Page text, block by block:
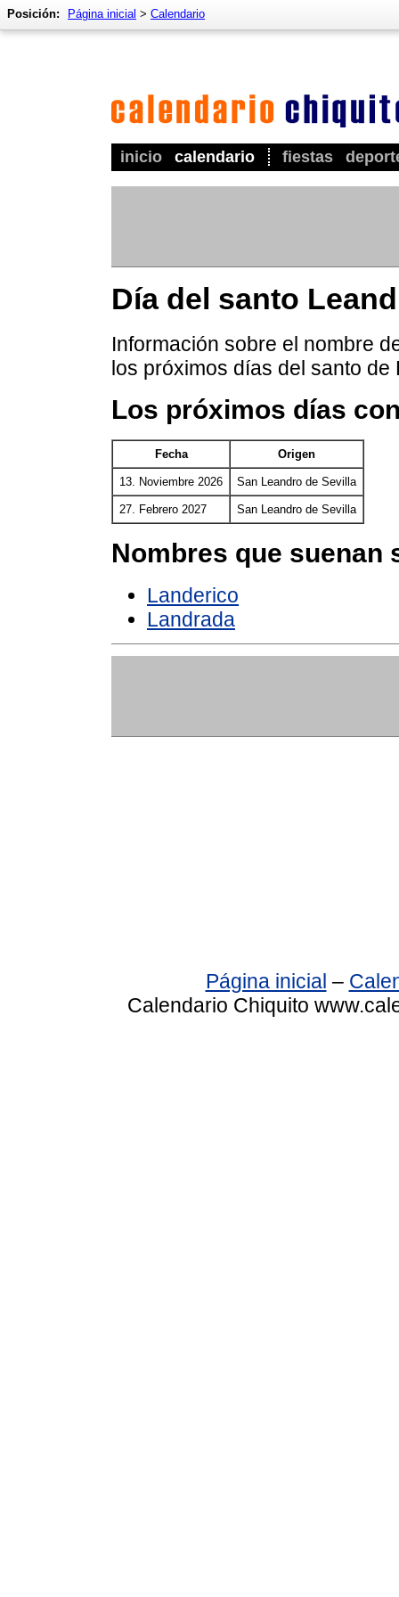
inicio calendario fiestas
Posición: Página inicial > Calendario
Día del santo
Información sobre el nombre
los próximos días del santo de
Los próximos días
Fecha Origen
13. Noviembre 2026 San Leandro de Sevilla
27. Febrero 2027 San Leandro de Sevilla
Nombres que suenan
Landerico
Landrada
Página inicial –
Calendario Chiquito